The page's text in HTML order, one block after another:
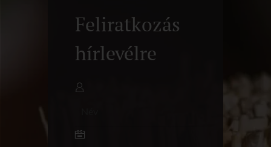
Feliratkozás
hírlevélre